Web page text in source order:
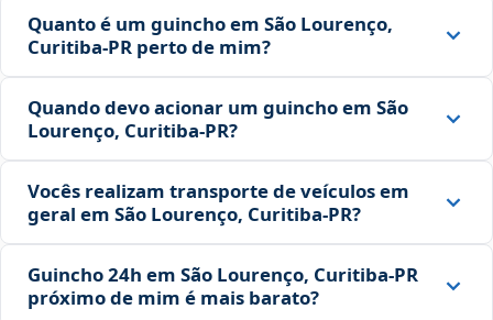
Quanto é um guincho em São Lourenço,
Curitiba‑PR perto de mim?
Quando devo acionar um guincho em São
Lourenço, Curitiba‑PR?
Vocês realizam transporte de veículos em
geral em São Lourenço, Curitiba‑PR?
Guincho 24h em São Lourenço, Curitiba‑PR
próximo de mim é mais barato?